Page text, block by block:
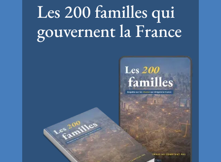
Les 200 familles qui
gouvernent la France